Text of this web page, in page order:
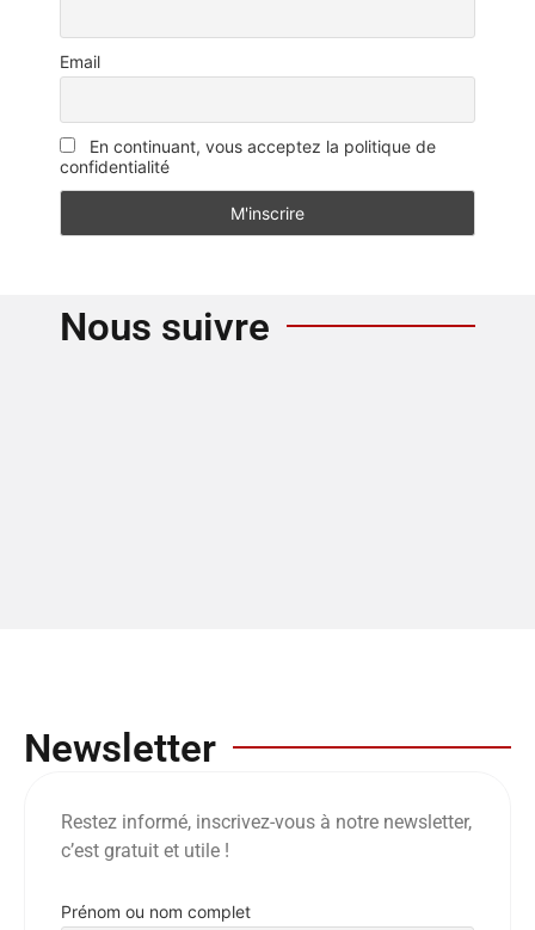
Email
En continuant, vous acceptez la politique de
confidentialité
Nous suivre
Newsletter
Restez informé, inscrivez-vous à notre newsletter,
c’est gratuit et utile !
Prénom ou nom complet